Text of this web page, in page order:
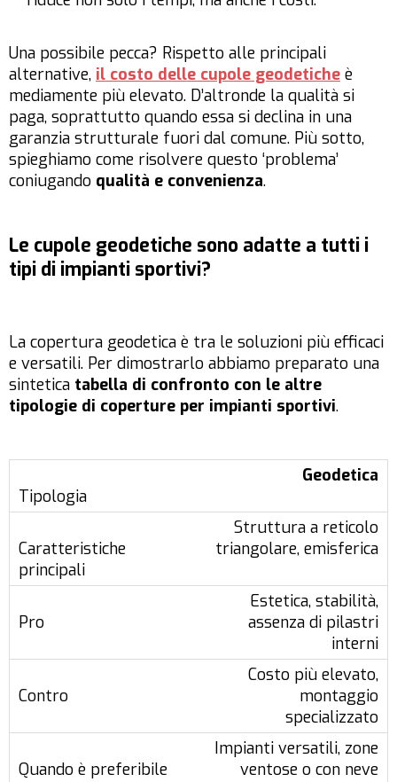
Una possibile pecca? Rispetto alle principali
alternative, il costo delle cupole geodetiche è
mediamente più elevato. D’altronde la qualità si
paga, soprattutto quando essa si declina in una
garanzia strutturale fuori dal comune. Più sotto,
spieghiamo come risolvere questo ‘problema’
coniugando qualità e convenienza.
Le cupole geodetiche sono adatte a tutti i
tipi di impianti sportivi?
La copertura geodetica è tra le soluzioni più efficaci
e versatili. Per dimostrarlo abbiamo preparato una
sintetica tabella di confronto con le altre
tipologie di coperture per impianti sportivi.
Geodetica
Struttura a reticolo
triangolare, emisferica
Estetica, stabilità,
assenza di pilastri
interni
Costo più elevato,
montaggio
specializzato
Impianti versatili, zone
ventose o con neve